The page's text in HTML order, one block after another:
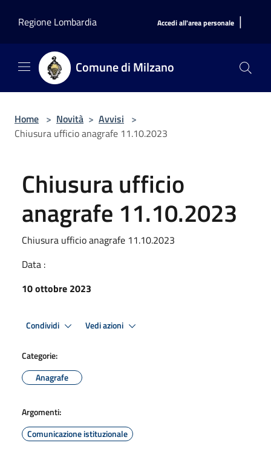
Regione Lombardia
Accedi all'area personale |
Comune di Milzano
Home > Novità > Avvisi >
Chiusura ufficio anagrafe 11.10.2023
Chiusura ufficio
anagrafe 11.10.2023
Chiusura ufficio anagrafe 11.10.2023
Data :
10 ottobre 2023
Condividi Vedi azioni
Categorie:
Anagrafe
Argomenti:
Comunicazione istituzionale